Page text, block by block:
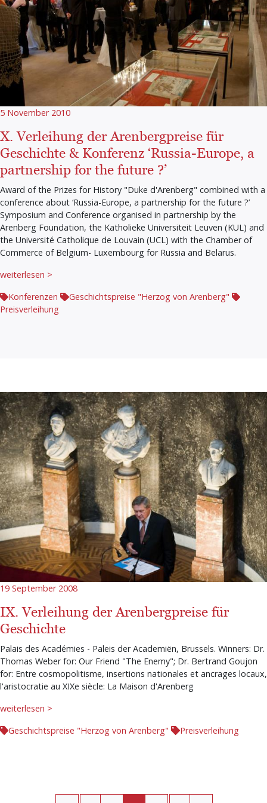
5 November 2010
X. Verleihung der Arenbergpreise für
Geschichte & Konferenz ‘Russia-Europe, a
partnership for the future ?’
Award of the Prizes for History "Duke d'Arenberg" combined with a
conference about ‘Russia-Europe, a partnership for the future ?’
Symposium and Conference organised in partnership by the
Arenberg Foundation, the Katholieke Universiteit Leuven (KUL) and
the Université Catholique de Louvain (UCL) with the Chamber of
Commerce of Belgium- Luxembourg for Russia and Belarus.
weiterlesen >
Konferenzen
Geschichtspreise "Herzog von Arenberg"
Preisverleihung
19 September 2008
IX. Verleihung der Arenbergpreise für
Geschichte
Palais des Académies - Paleis der Academiën, Brussels. Winners: Dr.
Thomas Weber for: Our Friend "The Enemy"; Dr. Bertrand Goujon
for: Entre cosmopolitisme, insertions nationales et ancrages locaux,
l'aristocratie au XIXe siècle: La Maison d'Arenberg
weiterlesen >
Geschichtspreise "Herzog von Arenberg"
Preisverleihung